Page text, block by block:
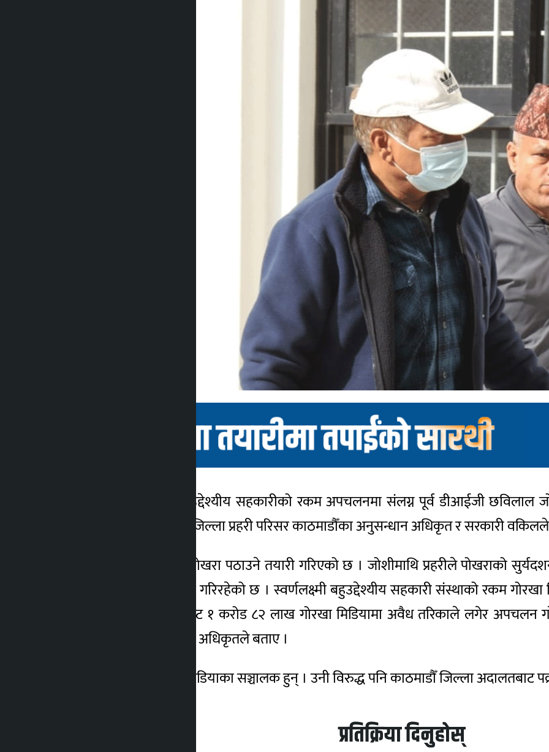
काठमाडौँ । स्वर्णलक्ष्मी बहुउद्देश्यीय सहकारीको रकम अपचलनमा संलग्न पूर्व डीआईजी
उनलाई काठमाडौँमा ल्याएर जिल्ला प्रहरी परिसर काठमाडौँका अनुसन्धान अधिकृत र सरकारी
प्रहरीले उनलाई शुक्रवार नै पोखरा पठाउने तयारी गरिएको छ । जोशीमाथि प्रहरीले पोखराको
अपचलनबारे पनि अनुसन्धान गरिरहेको छ । स्वर्णलक्ष्मी बहुउद्देश्यीय सहकारी संस्थाको रकम
छ । प्रारम्भिक अनुसन्धानबाट १ करोड ८२ लाख गोरखा मिडियामा अवैध तरिकाले लगेर अपचलन
परिसर काठमाडौँका एकजना अधिकृतले बताए ।
पूर्वडीआईजी जोशी गोरखा मिडियाका सञ्चालक हुन् । उनी विरुद्ध पनि काठमाडौँ जिल्ला अदालतबाट
प्रतिक्रिया दिनुहोस्